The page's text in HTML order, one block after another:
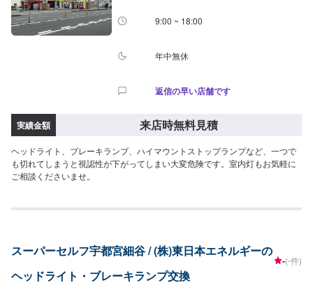
9:00 ~ 18:00
年中無休
返信の早い店舗です
実績金額 来店時無料見積
ヘッドライト、ブレーキランプ、ハイマウントストップランプなど、一つで
も切れてしまうと視認性が下がってしまい大変危険です。室内灯もお気軽に
ご相談くださいませ。
スーパーセルフ宇都宮細谷 / (株)東日本エネルギーの
ヘッドライト・ブレーキランプ交換
-(-件)